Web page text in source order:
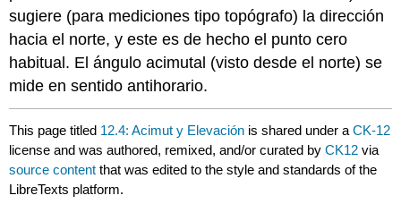
sugiere (para mediciones tipo topógrafo) la dirección
hacia el norte, y este es de hecho el punto cero
habitual. El ángulo acimutal (visto desde el norte) se
mide en sentido antihorario.
This page titled 12.4: Acimut y Elevación is shared under aCK-12
license and was authored, remixed, and/or curated byCK12 via
source content that was edited to the style and standards of the
LibreTexts platform.